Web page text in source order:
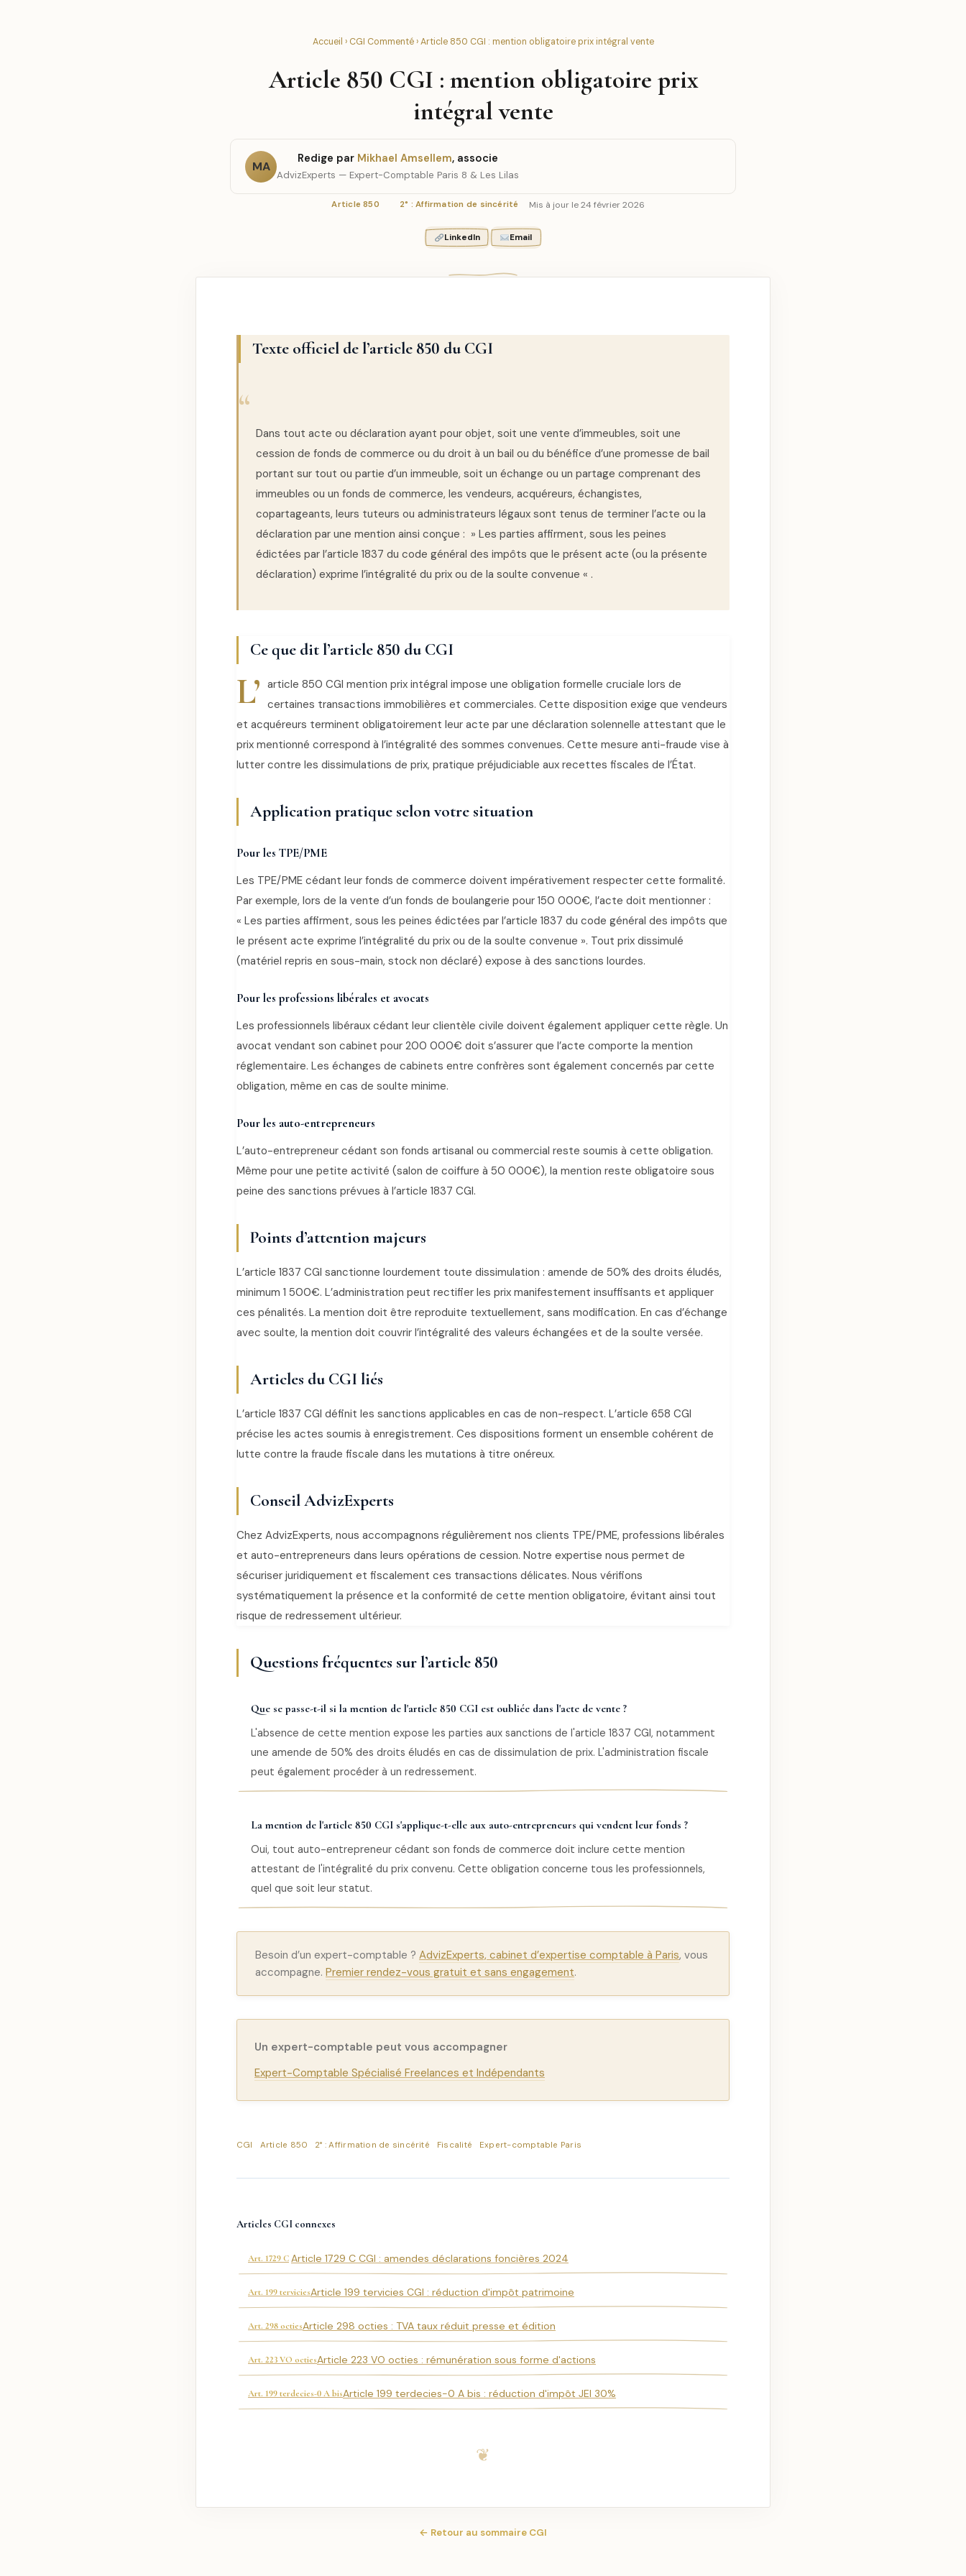
Accueil › CGI Commenté› Article 850 CGI : mention obligatoire prix intégral vente
Article 850 CGI : mention obligatoire prix
intégral vente
MA
Redige par Mikhael Amsellem, associe
AdvizExperts — Expert-Comptable Paris 8 & Les Lilas
Article 850 2° : Affirmation de sincérité Mis à jour le 24 février 2026
LinkedIn Email
Texte officiel de l’article 850 du CGI
Dans tout acte ou déclaration ayant pour objet, soit une vente d’immeubles, soit une
cession de fonds de commerce ou du droit à un bail ou du bénéfice d’une promesse de bail
portant sur tout ou partie d’un immeuble, soit un échange ou un partage comprenant des
immeubles ou un fonds de commerce, les vendeurs, acquéreurs, échangistes,
copartageants, leurs tuteurs ou administrateurs légaux sont tenus de terminer l’acte ou la
déclaration par une mention ainsi conçue : » Les parties affirment, sous les peines
édictées par l’article 1837 du code général des impôts que le présent acte (ou la présente
déclaration) exprime l’intégralité du prix ou de la soulte convenue « .
Ce que dit l’article 850 du CGI
L’ article 850 CGI mention prix intégral impose une obligation formelle cruciale lors de
certaines transactions immobilières et commerciales. Cette disposition exige que vendeurs
et acquéreurs terminent obligatoirement leur acte par une déclaration solennelle attestant que le
prix mentionné correspond à l’intégralité des sommes convenues. Cette mesure anti-fraude vise à
lutter contre les dissimulations de prix, pratique préjudiciable aux recettes fiscales de l’État.
Application pratique selon votre situation
Pour les TPE/PME
Les TPE/PME cédant leur fonds de commerce doivent impérativement respecter cette formalité.
Par exemple, lors de la vente d’un fonds de boulangerie pour 150 000€, l’acte doit mentionner :
« Les parties affirment, sous les peines édictées par l’article 1837 du code général des impôts que
le présent acte exprime l’intégralité du prix ou de la soulte convenue ». Tout prix dissimulé
(matériel repris en sous-main, stock non déclaré) expose à des sanctions lourdes.
Pour les professions libérales et avocats
Les professionnels libéraux cédant leur clientèle civile doivent également appliquer cette règle. Un
avocat vendant son cabinet pour 200 000€ doit s’assurer que l’acte comporte la mention
réglementaire. Les échanges de cabinets entre confrères sont également concernés par cette
obligation, même en cas de soulte minime.
Pour les auto-entrepreneurs
L’auto-entrepreneur cédant son fonds artisanal ou commercial reste soumis à cette obligation.
Même pour une petite activité (salon de coiffure à 50 000€), la mention reste obligatoire sous
peine des sanctions prévues à l’article 1837 CGI.
Points d’attention majeurs
L’article 1837 CGI sanctionne lourdement toute dissimulation : amende de 50% des droits éludés,
minimum 1 500€. L’administration peut rectifier les prix manifestement insuffisants et appliquer
ces pénalités. La mention doit être reproduite textuellement, sans modification. En cas d’échange
avec soulte, la mention doit couvrir l’intégralité des valeurs échangées et de la soulte versée.
Articles du CGI liés
L’article 1837 CGI définit les sanctions applicables en cas de non-respect. L’article 658 CGI
précise les actes soumis à enregistrement. Ces dispositions forment un ensemble cohérent de
lutte contre la fraude fiscale dans les mutations à titre onéreux.
Conseil AdvizExperts
Chez AdvizExperts, nous accompagnons régulièrement nos clients TPE/PME, professions libérales
et auto-entrepreneurs dans leurs opérations de cession. Notre expertise nous permet de
sécuriser juridiquement et fiscalement ces transactions délicates. Nous vérifions
systématiquement la présence et la conformité de cette mention obligatoire, évitant ainsi tout
risque de redressement ultérieur.
Questions fréquentes sur l’article 850
Que se passe-t-il si la mention de l'article 850 CGI est oubliée dans l'acte de vente ?
L'absence de cette mention expose les parties aux sanctions de l'article 1837 CGI, notamment
une amende de 50% des droits éludés en cas de dissimulation de prix. L'administration fiscale
peut également procéder à un redressement.
La mention de l'article 850 CGI s'applique-t-elle aux auto-entrepreneurs qui vendent leur fonds ?
Oui, tout auto-entrepreneur cédant son fonds de commerce doit inclure cette mention
attestant de l'intégralité du prix convenu. Cette obligation concerne tous les professionnels,
quel que soit leur statut.
Besoin d’un expert-comptable ? AdvizExperts, cabinet d’expertise comptable à Paris, vous
accompagne. Premier rendez-vous gratuit et sans engagement.
Un expert-comptable peut vous accompagner
Expert-Comptable Spécialisé Freelances et Indépendants
CGI Article 850 2° : Affirmation de sincérité Fiscalité Expert-comptable Paris
Articles CGI connexes
Art. 1729 C Article 1729 C CGI : amendes déclarations foncières 2024
Art. 199 terviciesArticle 199 tervicies CGI : réduction d'impôt patrimoine
Art. 298 octiesArticle 298 octies : TVA taux réduit presse et édition
Art. 223 VO octiesArticle 223 VO octies : rémunération sous forme d'actions
Art. 199 terdecies-0 A bisArticle 199 terdecies-0 A bis : réduction d'impôt JEI 30%
← Retour au sommaire CGI